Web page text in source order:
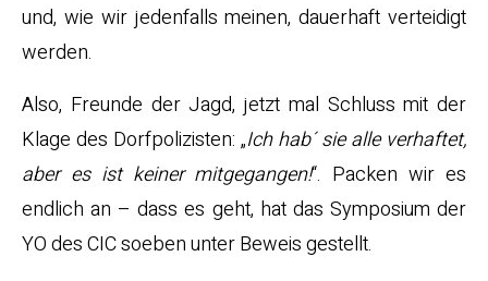
und, wie wir jedenfalls meinen, dauerhaft verteidigt
werden.
Also, Freunde der Jagd, jetzt mal Schluss mit der
Klage des Dorfpolizisten: „Ich hab´ sie alle verhaftet,
aber es ist keiner mitgegangen!“. Packen wir es
endlich an – dass es geht, hat das Symposium der
YO des CIC soeben unter Beweis gestellt.